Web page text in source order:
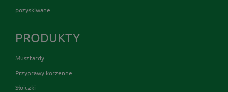
pozyskiwane
PRODUKTY
Musztardy
Przyprawy korzenne
Słoiczki